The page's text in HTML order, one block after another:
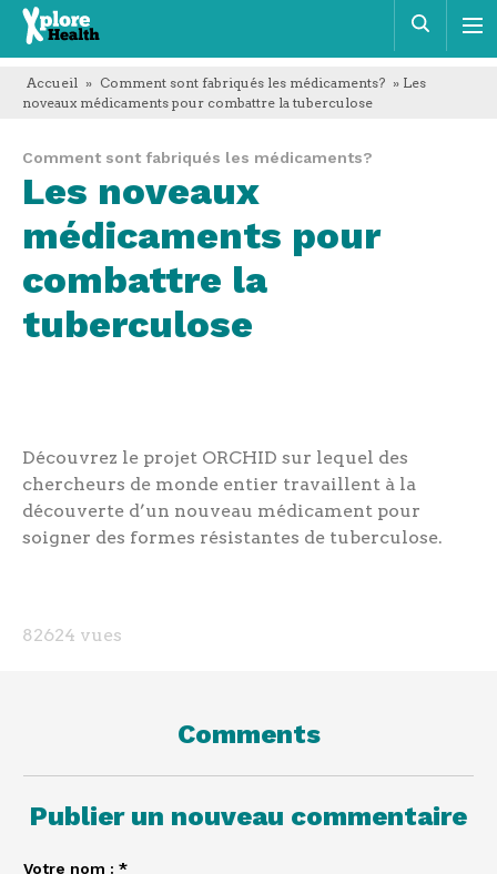
Xplore
Health
Accueil » Comment sont fabriqués les médicaments? » Les
noveaux médicaments pour combattre la tuberculose
Comment sont fabriqués les médicaments?
Les noveaux
médicaments pour
combattre la
tuberculose
Découvrez le projet ORCHID sur lequel des
chercheurs de monde entier travaillent à la
découverte d’un nouveau médicament pour
soigner des formes résistantes de tuberculose.
82624 vues
Comments
Publier un nouveau commentaire
Votre nom : *